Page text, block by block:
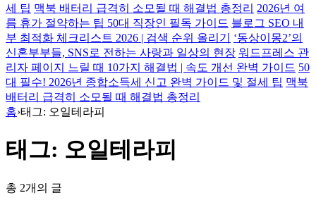
세 팁 맥북 배터리 급격히 소모될 때 해결법 총정리 2026년 여
름 휴가 절약하는 팁 50대 직장인 필독 가이드 블로그 SEO 내
부 최적화 체크리스트 2026 | 검색 순위 올리기
‘동상이몽2’의
신혼부부들, SNS로 전하는 사랑과 일상의 현장 워드프레스 관
리자 페이지 느릴 때 10가지 해결법 | 속도 개선 완벽 가이드 50
대 필수! 2026년 종합소득세 신고 완벽 가이드 및 절세 팁 맥북
배터리 급격히 소모될 때 해결법 총정리
홈›태그: 오일테라피
태그: 오일테라피
총 2개의 글